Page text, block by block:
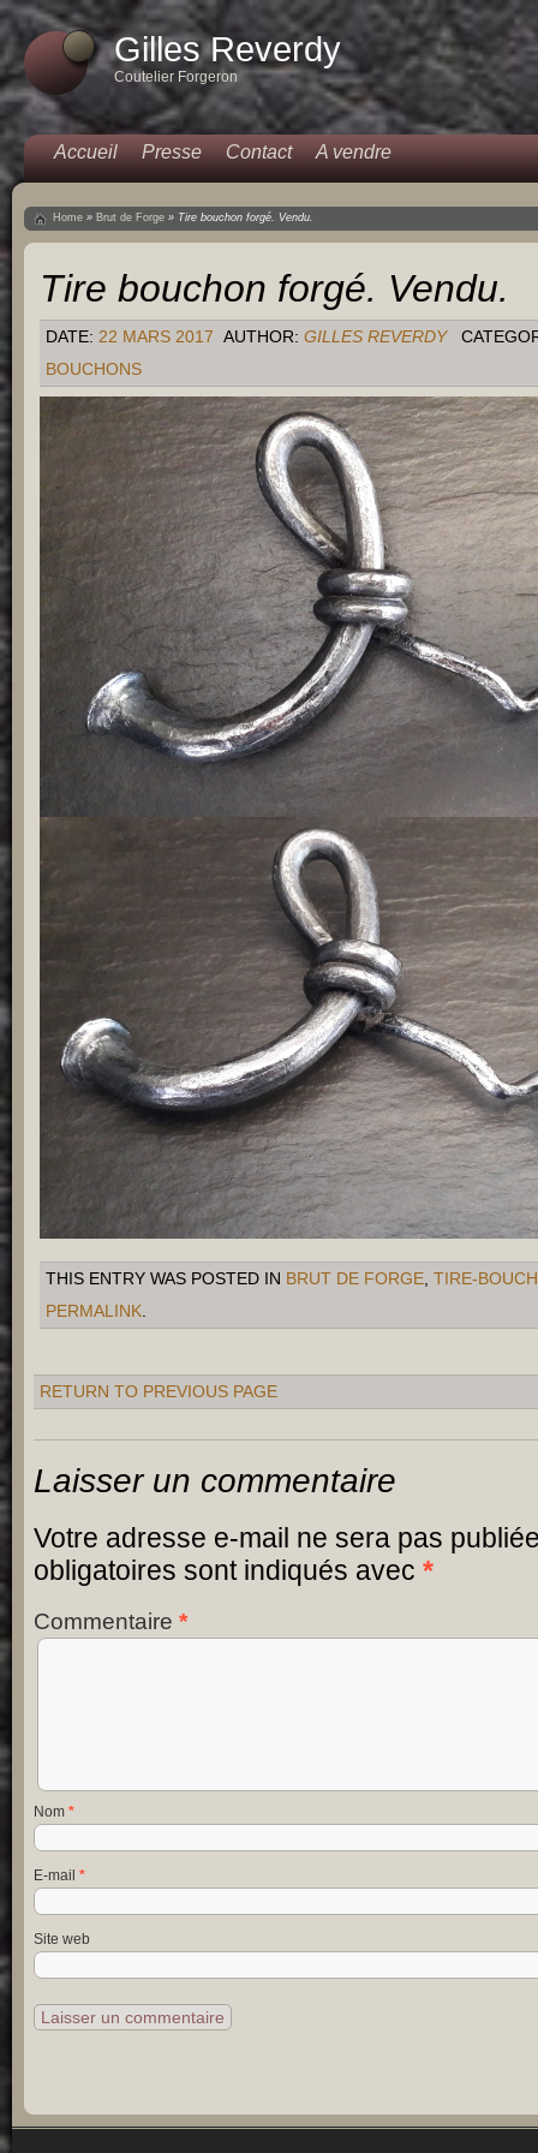
Gilles Reverdy
Coutelier Forgeron
Accueil Presse Contact A vendre
Home » Brut de Forge » Tire bouchon forgé. Vendu.
Tire bouchon forgé. Vendu.
DATE: 22 MARS 2017 AUTHOR: GILLES REVERDY
BOUCHONS
THIS ENTRY WAS POSTED IN BRUT DE FORGE TIRE-
PERMALINK
RETURN TO PREVIOUS PAGE
Laisser un commentaire
Votre adresse e-mail ne sera pas
obligatoires sont indiqués avec *
Commentaire *
Nom *
E-mail *
Site web